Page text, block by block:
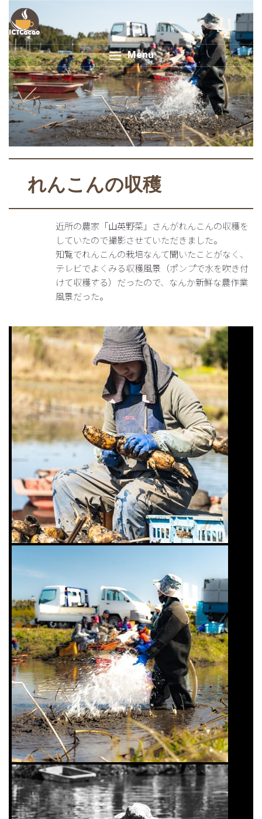
Menu
れんこんの収穫
近所の農家「山英野菜」さんがれんこんの収穫を
していたので撮影させていただきました。
知覧でれんこんの栽培なんて聞いたことがなく、
テレビでよくみる収穫風景（ポンプで水を吹き付
けて収穫する）だったので、なんか新鮮な農作業
風景だった。